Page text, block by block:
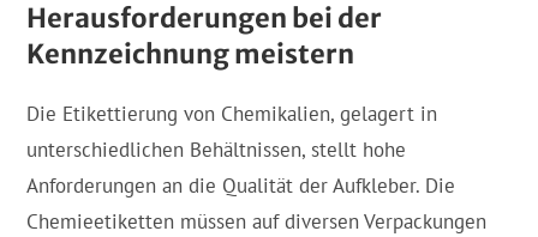
Herausforderungen bei der
Kennzeichnung meistern
Die Etikettierung von Chemikalien, gelagert in
unterschiedlichen Behältnissen, stellt hohe
Anforderungen an die Qualität der Aufkleber. Die
Chemieetiketten müssen auf diversen Verpackungen